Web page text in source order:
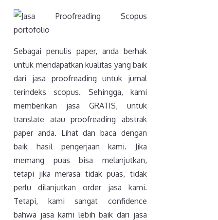
Sebagai penulis paper, anda berhak
untuk mendapatkan kualitas yang baik
dari jasa proofreading untuk jurnal
terindeks scopus. Sehingga, kami
memberikan jasa GRATIS, untuk
translate atau proofreading abstrak
paper anda. Lihat dan baca dengan
baik hasil pengerjaan kami. Jika
memang puas bisa melanjutkan,
tetapi jika merasa tidak puas, tidak
perlu dilanjutkan order jasa kami.
Tetapi, kami sangat confidence
bahwa jasa kami lebih baik dari jasa